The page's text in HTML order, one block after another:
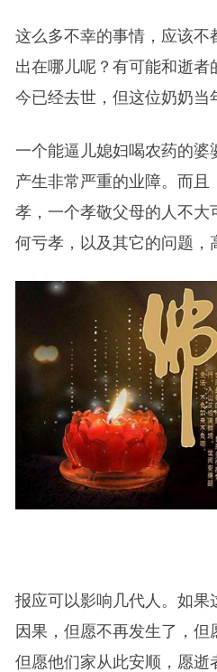
这么多不幸的事情，应该不
出在哪儿呢？有可能和逝者
今已经去世，但这位奶奶当
一个能逼儿媳妇喝农药的婆
产生非常严重的业障。而且
孝，一个孝敬父母的人不大
何亏孝，以及其它的问题，
报应可以影响几代人。如果
因果，但愿不再发生了，但
但愿他们家从此安顺，愿逝